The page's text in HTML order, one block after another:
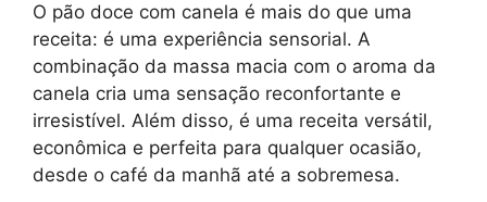
O pão doce com canela é mais do que uma
receita: é uma experiência sensorial. A
combinação da massa macia com o aroma da
canela cria uma sensação reconfortante e
irresistível. Além disso, é uma receita versátil,
econômica e perfeita para qualquer ocasião,
desde o café da manhã até a sobremesa.